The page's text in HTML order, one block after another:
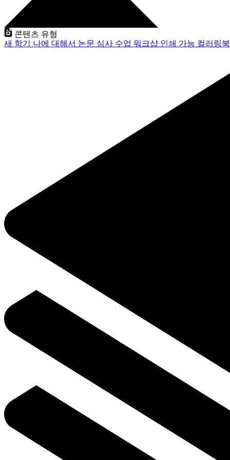
콘텐츠 유형
새 학기 나에 대해서 논문 심사 수업 워크샵 인쇄 가능 컬러링북